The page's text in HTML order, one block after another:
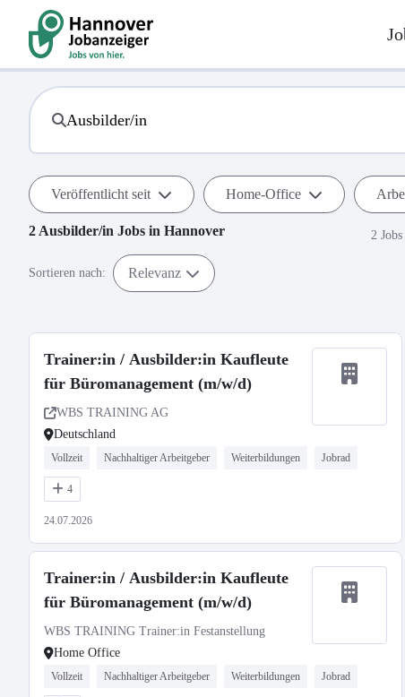
Veröffentlicht seit Home-Office
2 Ausbilder/in Jobs in Hannover 2 Jobs
Sortieren nach: Relevanz
Trainer:in / Ausbilder:in Kaufleute
für Büromanagement (m/w/d)
WBS TRAINING AG
Deutschland
Vollzeit Nachhaltiger Arbeitgeber Weiterbildungen Jobrad
4
24.07.2026
Trainer:in / Ausbilder:in Kaufleute
für Büromanagement (m/w/d)
WBS TRAINING Trainer:in Festanstellung
Home Office
Vollzeit Nachhaltiger Arbeitgeber Weiterbildungen Jobrad